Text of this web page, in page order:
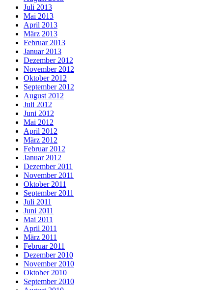
Juli 2013
Mai 2013
April 2013
März 2013
Februar 2013
Januar 2013
Dezember 2012
November 2012
Oktober 2012
September 2012
August 2012
Juli 2012
Juni 2012
Mai 2012
April 2012
März 2012
Februar 2012
Januar 2012
Dezember 2011
November 2011
Oktober 2011
September 2011
Juli 2011
Juni 2011
Mai 2011
April 2011
März 2011
Februar 2011
Dezember 2010
November 2010
Oktober 2010
September 2010